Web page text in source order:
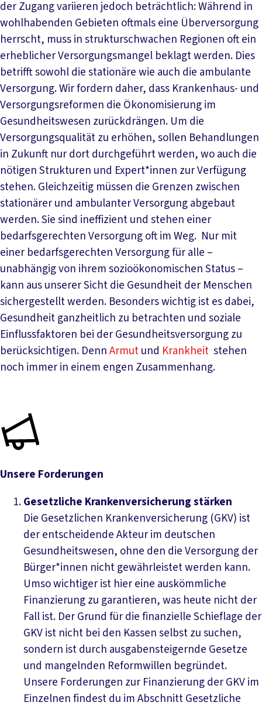
der Zugang variieren jedoch beträchtlich: Während in
wohlhabenden Gebieten oftmals eine Überversorgung
herrscht, muss in strukturschwachen Regionen oft ein
erheblicher Versorgungsmangel beklagt werden. Dies
betrifft sowohl die stationäre wie auch die ambulante
Versorgung. Wir fordern daher, dass Krankenhaus- und
Versorgungsreformen die Ökonomisierung im
Gesundheitswesen zurückdrängen. Um die
Versorgungsqualität zu erhöhen, sollen Behandlungen
in Zukunft nur dort durchgeführt werden, wo auch die
nötigen Strukturen und Expert*innen zur Verfügung
stehen. Gleichzeitig müssen die Grenzen zwischen
stationärer und ambulanter Versorgung abgebaut
werden. Sie sind ineffizient und stehen einer
bedarfsgerechten Versorgung oft im Weg. Nur mit
einer bedarfsgerechten Versorgung für alle –
unabhängig von ihrem sozioökonomischen Status –
kann aus unserer Sicht die Gesundheit der Menschen
sichergestellt werden. Besonders wichtig ist es dabei,
Gesundheit ganzheitlich zu betrachten und soziale
Einflussfaktoren bei der Gesundheitsversorgung zu
berücksichtigen. DennArmutund Krankheit stehen
noch immer in einem engen Zusammenhang.
Unsere Forderungen
Gesetzliche Krankenversicherung stärken
Die Gesetzlichen Krankenversicherung (GKV) ist
der entscheidende Akteur im deutschen
Gesundheitswesen, ohne den die Versorgung der
Bürger*innen nicht gewährleistet werden kann.
Umso wichtiger ist hier eine auskömmliche
Finanzierung zu garantieren, was heute nicht der
Fall ist. Der Grund für die finanzielle Schieflage der
GKV ist nicht bei den Kassen selbst zu suchen,
sondern ist durch ausgabensteigernde Gesetze
und mangelnden Reformwillen begründet.
Unsere Forderungen zur Finanzierung der GKV im
Einzelnen findest du im Abschnitt Gesetzliche